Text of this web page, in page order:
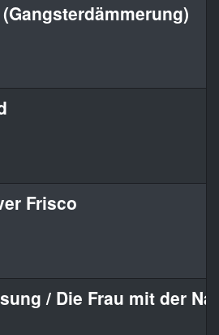
(Gangsterdämmerung)
Frisco
/ Die Frau mit der